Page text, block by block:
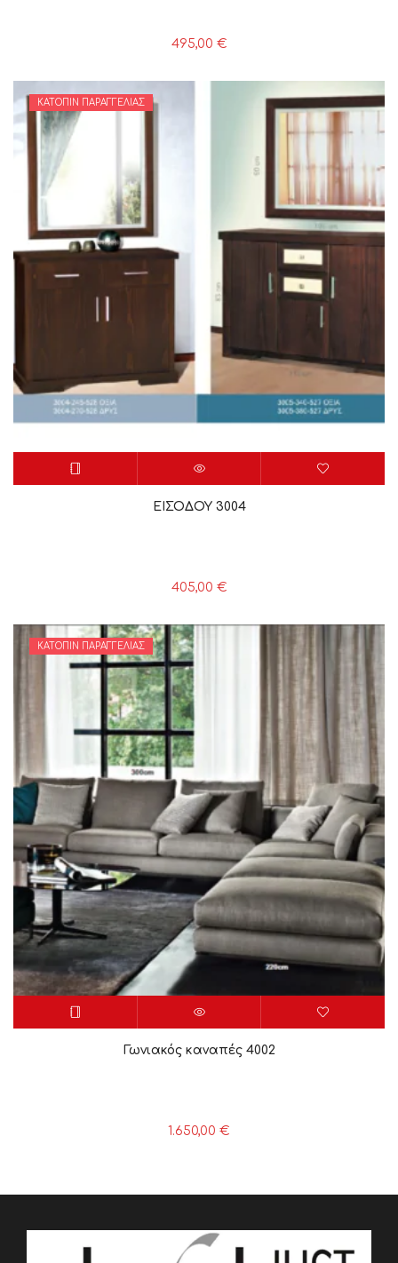
495,00 €
ΚΑΤΌΠΙΝ ΠΑΡΑΓΓΕΛΊΑΣ
ΕΙΣΟΔΟΥ 3004
405,00 €
ΚΑΤΌΠΙΝ ΠΑΡΑΓΓΕΛΊΑΣ
Γωνιακός καναπές 4002
1.650,00 €